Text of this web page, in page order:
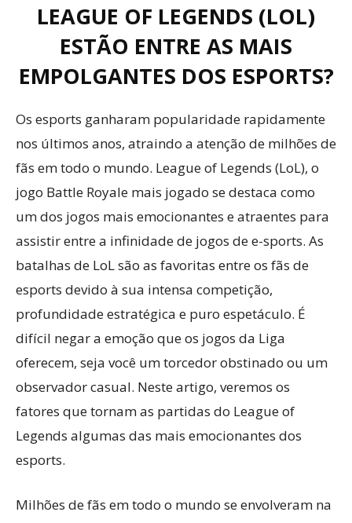
LEAGUE OF LEGENDS (LOL)
ESTÃO ENTRE AS MAIS
EMPOLGANTES DOS ESPORTS?
Os esports ganharam popularidade rapidamente
nos últimos anos, atraindo a atenção de milhões de
fãs em todo o mundo. League of Legends (LoL), o
jogo Battle Royale mais jogado se destaca como
um dos jogos mais emocionantes e atraentes para
assistir entre a infinidade de jogos de e-sports. As
batalhas de LoL são as favoritas entre os fãs de
esports devido à sua intensa competição,
profundidade estratégica e puro espetáculo. É
difícil negar a emoção que os jogos da Liga
oferecem, seja você um torcedor obstinado ou um
observador casual. Neste artigo, veremos os
fatores que tornam as partidas do League of
Legends algumas das mais emocionantes dos
esports.
Milhões de fãs em todo o mundo se envolveram na